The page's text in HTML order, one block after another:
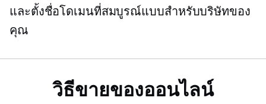
และตั้งชื่อโดเมนที่สมบูรณ์แบบสำหรับบริษัทของ
คุณ
วิธีขายของออนไลน์